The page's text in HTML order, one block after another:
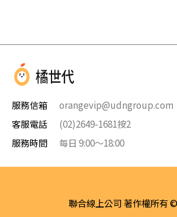
服務信箱
orangevip@udngroup.com
客服電話
(02)2649-1681按2
服務時間
每日 9:00～18:00
聯合線上公司 著作權所有